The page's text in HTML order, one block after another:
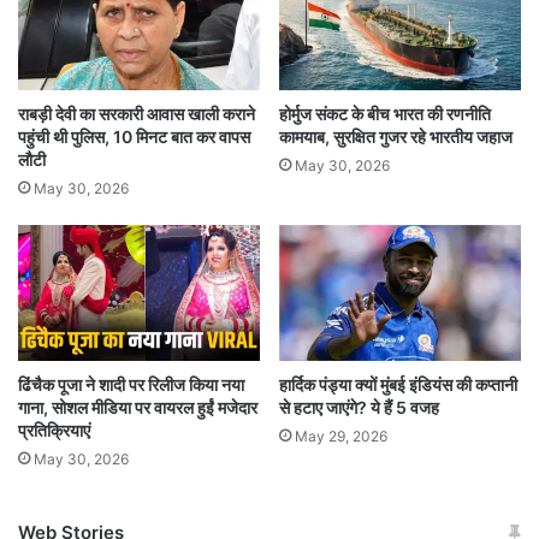
करने की आवश्यकता है। परिवार के सदस्यों में यदि कुछ
मतभेद चल रहे थे, तो वह बातचीत के जरिए दूर होंगे।
कर्क दैनिक राशिफल (Cancer Daily Horoscope)
आज का दिन आपके लिए मिश्रित रूप से फलदायक रहने
वाला है। आप कुछ बड़े कामों को लेकर योजना बना सकते
हैं, जो आपके लिए अच्छी रहेंगी। आपकी किसी पुरानी गलती
से पर्दा उठ सकता है। यदि आप किसी बैंक व संस्था से धन
उधार लेंगे, तो वह आपको आसानी से मिल जाएगा। आप
किसी के कहने में आकर लड़ाई झगड़े में न पड़े, नहीं तो वह
कानूनी हो सकता है। आप अपने विरोधियों को आसानी से
राबड़ी देवी का सरकारी आवास खाली कराने
पहुंची थी पुलिस, 10 मिनट बात कर वापस
लौटी
May 30, 2026
होर्मुज संकट के बीच भारत की रणनीति
कामयाब, सुरक्षित गुजर रहे भारतीय जहाज
May 30, 2026
ढिंचैक पूजा ने शादी पर रिलीज किया नया
गाना, सोशल मीडिया पर वायरल हुईं मजेदार
प्रतिक्रियाएं
May 30, 2026
हार्दिक पंड्या क्यों मुंबई इंडियंस की कप्तानी
से हटाए जाएंगे? ये हैं 5 वजह
May 29, 2026
Web Stories